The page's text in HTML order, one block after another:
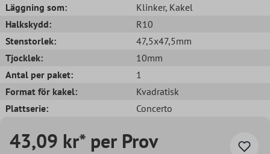
Läggning som:
Klinker, Kakel
Halkskydd:
R10
Stenstorlek:
47,5x47,5mm
Tjocklek:
10mm
Antal per paket:
1
Format för kakel:
Kvadratisk
Plattserie:
Concerto
43,09 kr* per Prov